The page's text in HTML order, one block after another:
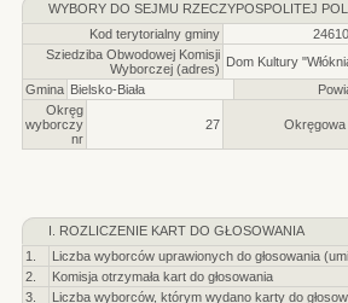
WYBORY DO SEJMU RZECZYPOSPOLITEJ
Kod terytorialny gminy
Sziedziba Obwodowej Komisji
Wyborczej (adres) Dom Kultury
Gmina Bielsko-Biała
Okręg
wyborczy
nr
27 Okręgowa
I. ROZLICZENIE KART DO GŁOSOWANIA
1.
Liczba wyborców uprawionych do głosowania
2.
Komisja otrzymała kart do głosowania
3.
Liczba wyborców, którym wydano karty do